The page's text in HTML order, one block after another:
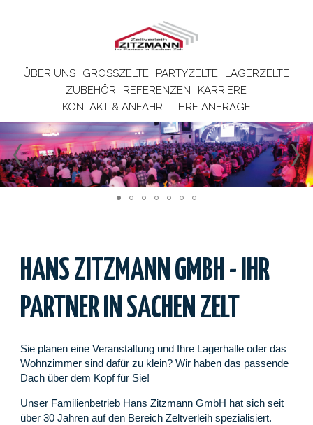
ÜBER UNS GROSSZELTE PARTYZELTE
LAGERZELTE
ZUBEHÖR
REFERENZEN
KARRIERE
KONTAKT & ANFAHRT
IHRE ANFRAGE
HANS ZITZMANN GMBH - IHR
PARTNER IN SACHEN ZELT
Sie planen eine Veranstaltung und Ihre Lagerhalle oder das
Wohnzimmer sind dafür zu klein? Wir haben das passende
Dach über dem Kopf für Sie!
Unser Familienbetrieb Hans Zitzmann GmbH hat sich seit
über 30 Jahren auf den Bereich Zeltverleih spezialisiert.